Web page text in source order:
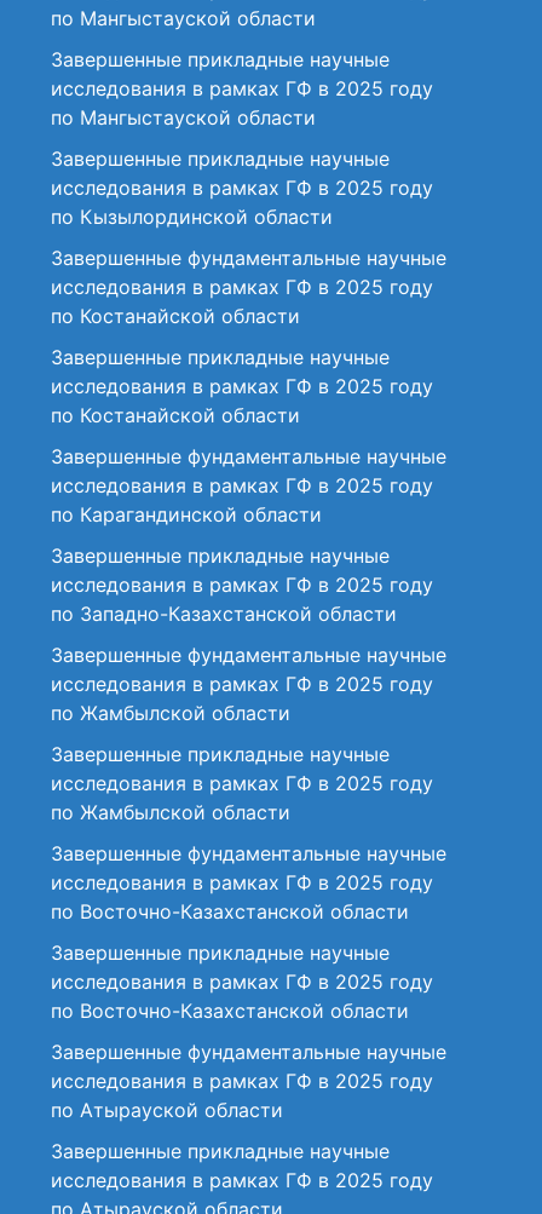
по Мангыстауской области
Завершенные прикладные научные
исследования в рамках ГФ в 2025 году
по Мангыстауской области
Завершенные прикладные научные
исследования в рамках ГФ в 2025 году
по Кызылординской области
Завершенные фундаментальные научные
исследования в рамках ГФ в 2025 году
по Костанайской области
Завершенные прикладные научные
исследования в рамках ГФ в 2025 году
по Костанайской области
Завершенные фундаментальные научные
исследования в рамках ГФ в 2025 году
по Карагандинской области
Завершенные прикладные научные
исследования в рамках ГФ в 2025 году
по Западно-Казахстанской области
Завершенные фундаментальные научные
исследования в рамках ГФ в 2025 году
по Жамбылской области
Завершенные прикладные научные
исследования в рамках ГФ в 2025 году
по Жамбылской области
Завершенные фундаментальные научные
исследования в рамках ГФ в 2025 году
по Восточно-Казахстанской области
Завершенные прикладные научные
исследования в рамках ГФ в 2025 году
по Восточно-Казахстанской области
Завершенные фундаментальные научные
исследования в рамках ГФ в 2025 году
по Атырауской области
Завершенные прикладные научные
исследования в рамках ГФ в 2025 году
по Атырауской области